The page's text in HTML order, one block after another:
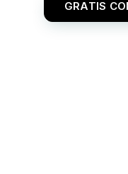
GRATIS